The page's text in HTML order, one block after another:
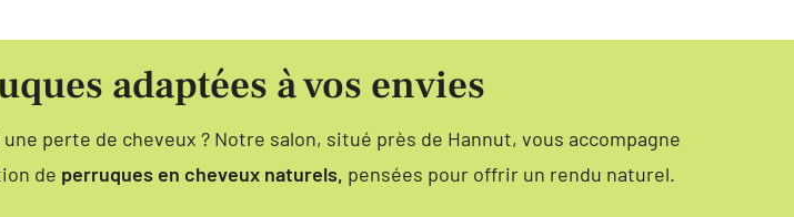
adaptées à vos envies
une perte de cheveux ? Notre salon, situé près de Hannut, vous accompagne
de perruques en cheveux naturels, pensées pour offrir un rendu naturel.